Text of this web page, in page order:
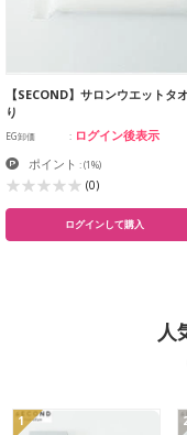
【SECOND】サロンウエットタ
り
EG卸価 ログイン後表示
ポイント :(1%)
(0)
ログインして購入
人
1